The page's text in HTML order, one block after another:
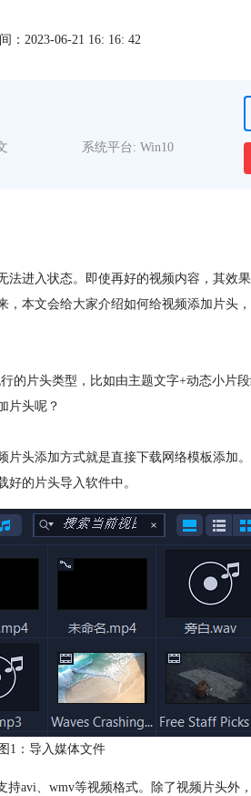
：2023-06-21 16: 16: 42
系统平台: Win10
进入状态。即使再好的视频内容，其效
本文会给大家介绍如何给视频添加片头
的片头类型，比如由主题文字+动态小片
片头呢？
头添加方式就是直接下载网络模板添加。
的片头导入软件中。
图1：导入媒体文件
avi、wmv等视频格式。除了视频片头外